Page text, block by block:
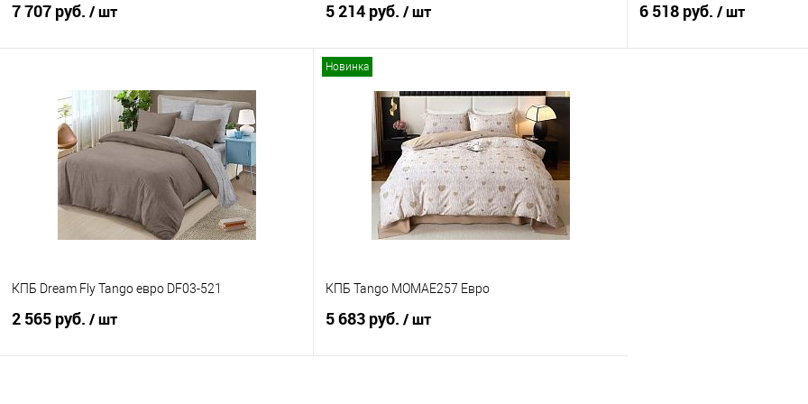
7 707 руб. / шт
Купить в 1 клик
Сравнение
В избранное
В наличии
5 214 руб. / шт
Купить в 1 клик
Сравнение
В избранное
В наличии
6 518 руб. / шт
КПБ Dream Fly Tango евро DF03-521
2 565 руб. / шт
Новинка
КПБ Tango MOMAE257 Евро
5 683 руб. / шт